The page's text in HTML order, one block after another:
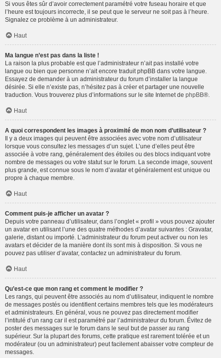
Si vous êtes sûr d’avoir correctement paramétré votre fuseau horaire et que
l’heure est toujours incorrecte, il se peut que le serveur ne soit pas à l’heure.
Signalez ce problème à un administrateur.
Haut
Ma langue n’est pas dans la liste !
La raison la plus probable est que l’administrateur n’ait pas installé votre
langue ou bien que personne n’ait encore traduit phpBB dans votre langue.
Essayez de demander à un administrateur du forum d’installer la langue
désirée. Si elle n’existe pas, n’hésitez pas à créer et partager une nouvelle
traduction. Vous trouverez plus d’informations sur le site Internet de phpBB®.
Haut
A quoi correspondent les images à proximité de mon nom d’utilisateur ?
Il y a deux images qui peuvent être associées avec votre nom d’utilisateur
lorsque vous consultez les messages d’un sujet. L’une d’elles peut être
associée à votre rang, généralement des étoiles ou des blocs indiquant votre
nombre de messages ou votre statut sur le forum. La seconde image, souvent
plus grande, est connue sous le nom d’avatar et généralement est unique ou
propre à chaque membre.
Haut
Comment puis-je afficher un avatar ?
Depuis votre panneau d’utilisateur, dans l’onglet « profil » vous pouvez ajouter
un avatar en utilisant l’une des quatre méthodes d’avatar suivantes : Gravatar,
galerie, distant ou importé. L’administrateur du forum peut activer ou non les
avatars et décider de la manière dont ils sont mis à disposition. Si vous ne
pouvez pas utiliser d’avatar, contactez un administrateur du forum.
Haut
Qu’est-ce que mon rang et comment le modifier ?
Les rangs, qui peuvent être associés au nom d’utilisateur, indiquent le nombre
de messages postés ou identifient certains membres tels que les modérateurs
et administrateurs. En général, vous ne pouvez pas directement modifier
l’intitulé d’un rang car il est paramétré par l’administrateur du forum. Évitez de
poster des messages sur le forum dans le seul but de passer au rang
supérieur. Sur la plupart des forums, cette pratique est rarement tolérée et un
modérateur (ou un administrateur) peut facilement abaisser votre compteur de
messages.